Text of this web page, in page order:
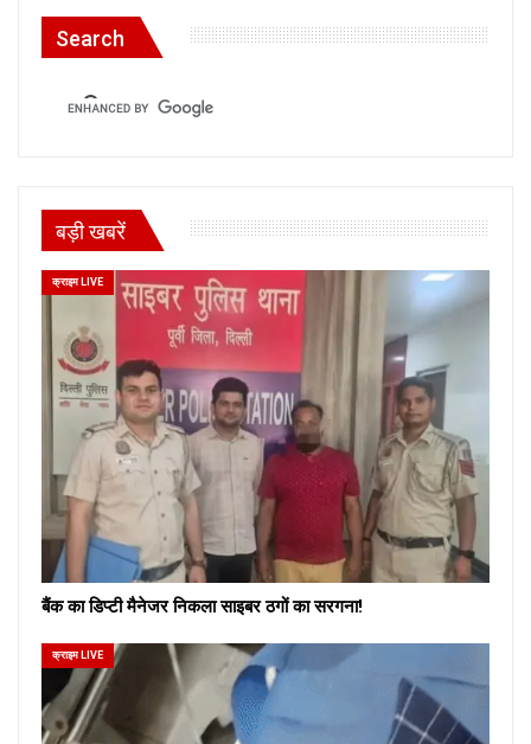
Search
बड़ी खबरें
क्राइम LIVE
बैंक का डिप्टी मैनेजर निकला साइबर ठगों का सरगना!
क्राइम LIVE